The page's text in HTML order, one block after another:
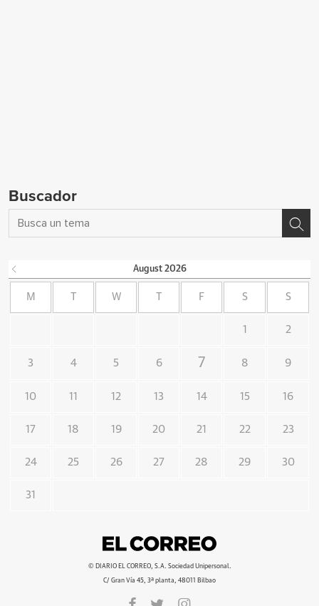
Buscador
August 2026
M W F S S
1 2
3 4 5 6 7 8 9
10 11 12 13 14 15 16
17 18 19 20 21 22 23
24 25 26 27 28 29 30
31
© DIARIO EL CORREO, S.A. Sociedad Unipersonal.
C/ Gran Vía 45, 3ª planta, 48011 Bilbao